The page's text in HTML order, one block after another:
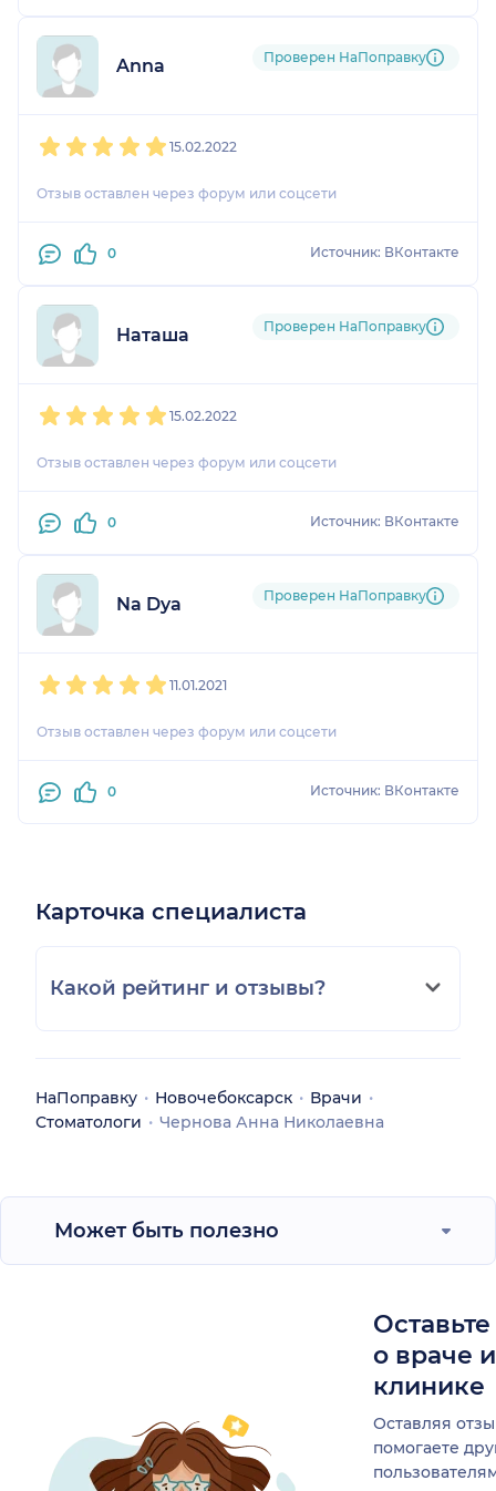
Anna Проверен НаПоправку
15.02.2022
Отзыв оставлен через форум или соцсети
0 Источник: ВКонтакте
Наташа Проверен НаПоправку
15.02.2022
Отзыв оставлен через форум или соцсети
0 Источник: ВКонтакте
Na Dya Проверен НаПоправку
11.01.2021
Отзыв оставлен через форум или соцсети
0 Источник: ВКонтакте
Карточка специалиста
Какой рейтинг и отзывы?
НаПоправку Новочебоксарск
Врачи
Стоматологи
Чернова Анна Николаевна
Может быть полезно
о враче
клинике
Оставляя
помогаете